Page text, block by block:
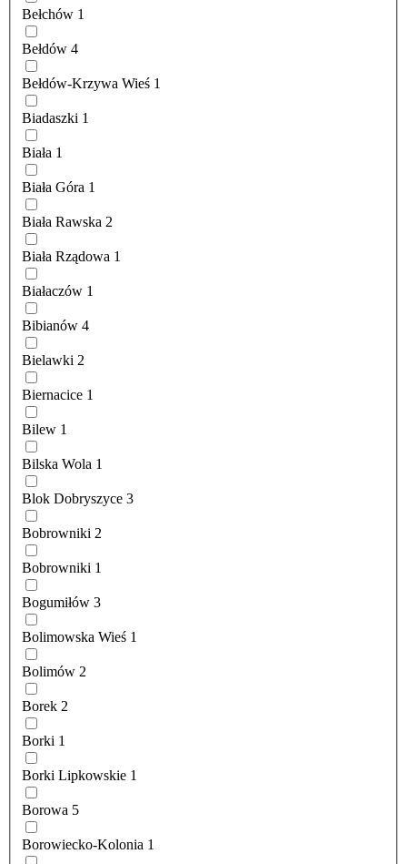
Bełchów 1
Bełdów 4
Bełdów-Krzywa Wieś 1
Biadaszki 1
Biała 1
Biała Góra 1
Biała Rawska 2
Biała Rządowa 1
Białaczów 1
Bibianów 4
Bielawki 2
Biernacice 1
Bilew 1
Bilska Wola 1
Blok Dobryszyce 3
Bobrowniki 2
Bobrowniki 1
Bogumiłów 3
Bolimowska Wieś 1
Bolimów 2
Borek 2
Borki 1
Borki Lipkowskie 1
Borowa 5
Borowiecko-Kolonia 1